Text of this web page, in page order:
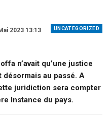
UNCATEGORIZED
2023 13:13
n’avait qu’une justice
au passé. A
juridiction sera compter
Instance du pays.